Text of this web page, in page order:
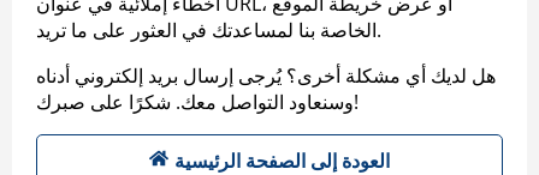
الخاصة بنا لمساعدتك في العثور على ما تريد.
هل لديك أي مشكلة أخرى؟ يُرجى إرسال بريد إلكتروني أدناه
وسنعاود التواصل معك. شكرًا على صبرك!
العودة إلى الصفحة الرئيسية